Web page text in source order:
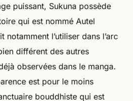
puissant, Sukuna possède
qui est nommé Autel
notamment l’utiliser dans l’arc
différent des autres
observées dans le manga.
est pour le moins
bouddhiste qui est